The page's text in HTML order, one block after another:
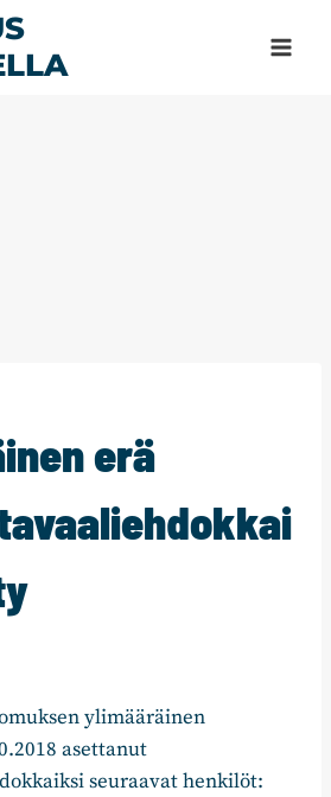
erä
ylimääräinen
asettanut
seuraavat henkilöt: